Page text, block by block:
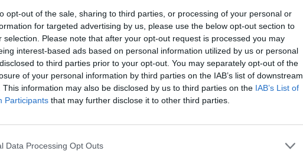
opt-out of the sale, sharing to third parties, or processing of your personal or
for targeted advertising by us, please use the below opt-out section to
selection. Please note that after your opt-out request is processed you may
interest-based ads based on personal information utilized by us or personal
to third parties prior to your opt-out. You may separately opt-out of the
of your personal information by third parties on the IAB’s list of downstream
This information may also be disclosed by us to third parties on the IAB’s List of
Participants that may further disclose it to other third parties.
Data Processing Opt Outs